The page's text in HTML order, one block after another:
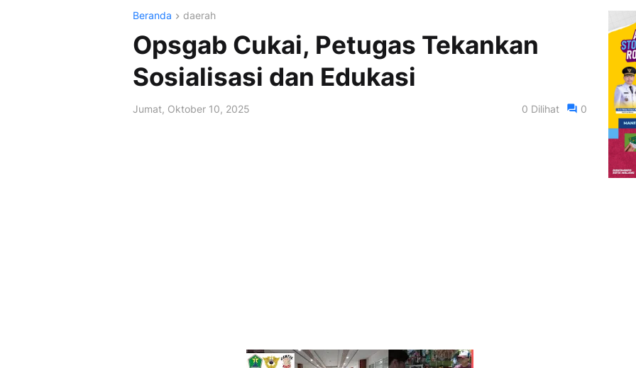
Beranda daerah
Opsgab Cukai, Petugas Tekankan
Sosialisasi dan Edukasi
Jumat, Oktober 10, 2025 0 Dilihat 0